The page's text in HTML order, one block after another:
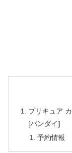
プリキュア
[バンダイ]
予約情報